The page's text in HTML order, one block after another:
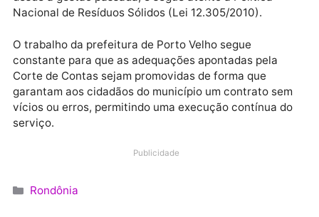
porto-velhense. Esse CTR será uma realidade que
lixo.
Atualmente, o Poder Executivo utiliza o acordo de
locação de um aterro particular que já estava em
desde a gestão passada, e segue atento à Política
Nacional de Resíduos Sólidos (Lei 12.305/2010).
constante para que as adequações apontadas pela